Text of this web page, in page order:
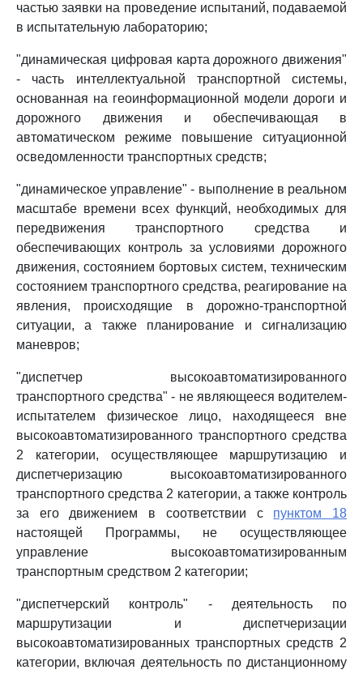
частью заявки на проведение испытаний, подаваемой
в испытательную лабораторию;
"динамическая цифровая карта дорожного движения"
- часть интеллектуальной транспортной системы,
основанная на геоинформационной модели дороги и
дорожного движения и обеспечивающая в
автоматическом режиме повышение ситуационной
осведомленности транспортных средств;
"динамическое управление" - выполнение в реальном
масштабе времени всех функций, необходимых для
передвижения транспортного средства и
обеспечивающих контроль за условиями дорожного
движения, состоянием бортовых систем, техническим
состоянием транспортного средства, реагирование на
явления, происходящие в дорожно-транспортной
ситуации, а также планирование и сигнализацию
маневров;
"диспетчер высокоавтоматизированного
транспортного средства" - не являющееся водителем-
испытателем физическое лицо, находящееся вне
высокоавтоматизированного транспортного средства
2 категории, осуществляющее маршрутизацию и
диспетчеризацию высокоавтоматизированного
транспортного средства 2 категории, а также контроль
за его движением в соответствии с пунктом 18
настоящей Программы, не осуществляющее
управление высокоавтоматизированным
транспортным средством 2 категории;
"диспетчерский контроль" - деятельность по
маршрутизации и диспетчеризации
высокоавтоматизированных транспортных средств 2
категории, включая деятельность по дистанционному